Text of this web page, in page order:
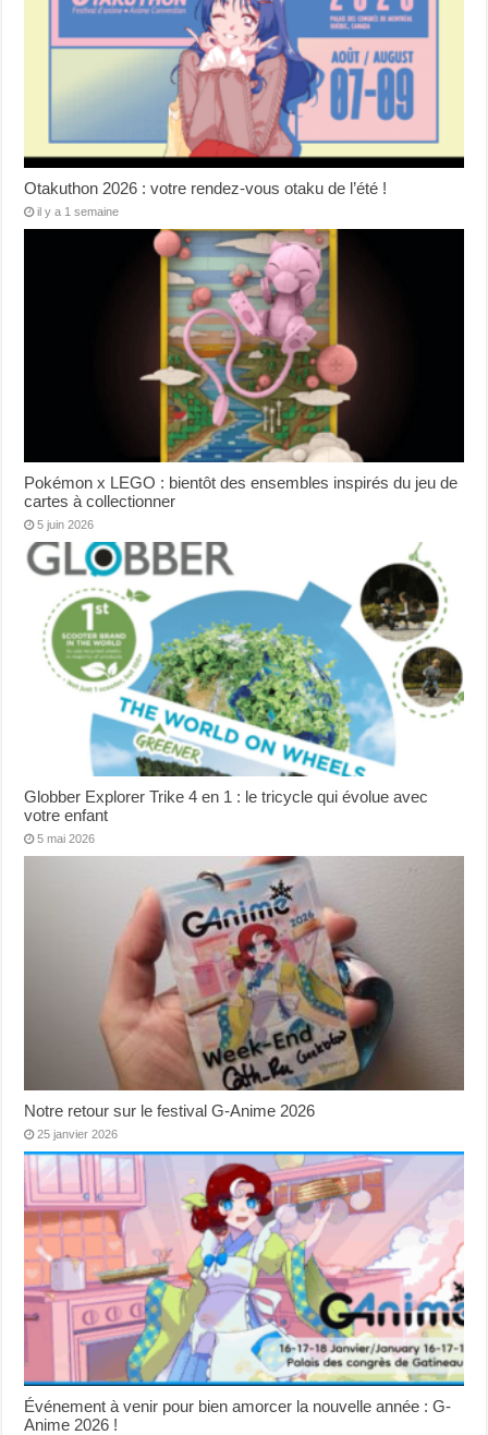
Otakuthon 2026 : votre rendez-vous otaku de l’été !
il y a 1 semaine
Pokémon x LEGO : bientôt des ensembles inspirés du jeu de
cartes à collectionner
5 juin 2026
Globber Explorer Trike 4 en 1 : le tricycle qui évolue avec
votre enfant
5 mai 2026
Notre retour sur le festival G-Anime 2026
25 janvier 2026
Événement à venir pour bien amorcer la nouvelle année : G-
Anime 2026 !